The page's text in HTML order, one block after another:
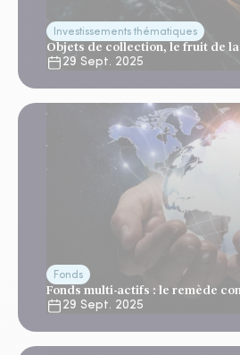
Investissements thématiques
Objets de collection, le fruit de
29 Sept. 2025
Fonds
Fonds multi-actifs : le remède
29 Sept. 2025